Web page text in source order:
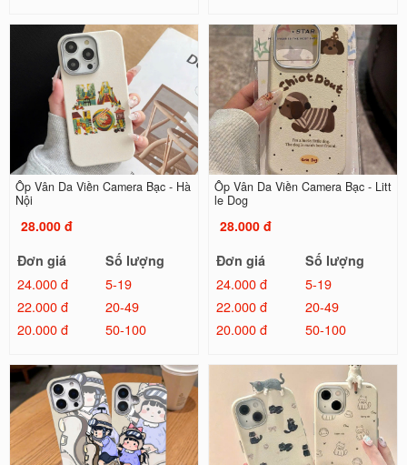
Ốp Vân Da Viền Camera Bạc - Hà
Nội
28.000 đ
Đơn giá
Số lượng
24.000 đ
5-19
22.000 đ
20-49
20.000 đ
50-100
Ốp Vân Da Viền Camera Bạc - Litt
le Dog
28.000 đ
Đơn giá
Số lượng
24.000 đ
5-19
22.000 đ
20-49
20.000 đ
50-100